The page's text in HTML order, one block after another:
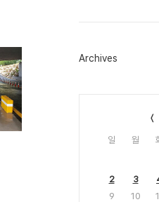
그
Archives
일 월
2
3
9
10